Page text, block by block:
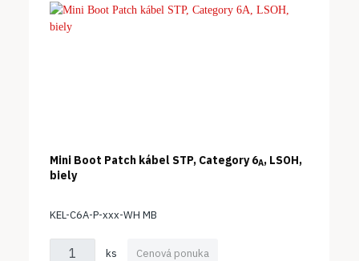
Mini Boot Patch kábel STP, Category 6A, LSOH,
biely
KEL-C6A-P-xxx-WH MB
ks Cenová ponuka